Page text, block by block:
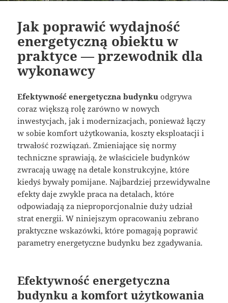
Jak poprawić wydajność
energetyczną obiektu w
praktyce — przewodnik dla
wykonawcy
Efektywność energetyczna budynku odgrywa
coraz większą rolę zarówno w nowych
inwestycjach, jak i modernizacjach, ponieważ łączy
w sobie komfort użytkowania, koszty eksploatacji i
trwałość rozwiązań. Zmieniające się normy
techniczne sprawiają, że właściciele budynków
zwracają uwagę na detale konstrukcyjne, które
kiedyś bywały pomijane. Najbardziej przewidywalne
efekty daje zwykle praca na detalach, które
odpowiadają za nieproporcjonalnie duży udział
strat energii. W niniejszym opracowaniu zebrano
praktyczne wskazówki, które pomagają poprawić
parametry energetyczne budynku bez zgadywania.
Efektywność energetyczna
budynku a komfort użytkowania